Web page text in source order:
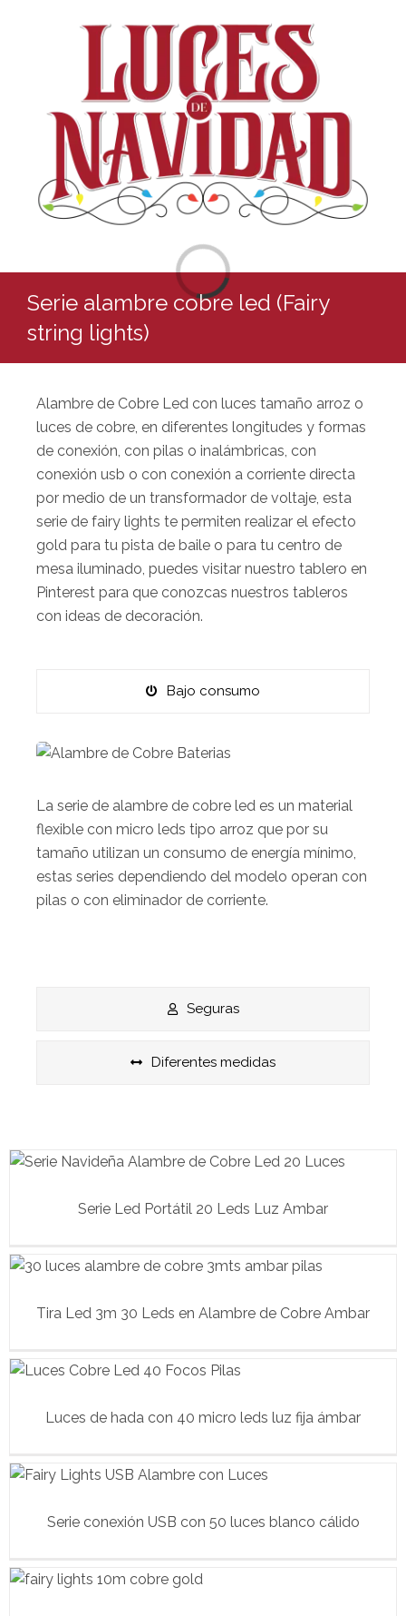
Loading...
Serie alambre cobre led (Fairy
string lights)
Alambre de Cobre Led con luces tamaño arroz o
luces de cobre, en diferentes longitudes y formas
de conexión, con pilas o inalámbricas, con
conexión usb o con conexión a corriente directa
por medio de un transformador de voltaje, esta
serie de fairy lights te permiten realizar el efecto
gold para tu pista de baile o para tu centro de
mesa iluminado, puedes visitar nuestro tablero en
Pinterest para que conozcas nuestros tableros
con ideas de decoración.
Bajo consumo
La serie de alambre de cobre led es un material
flexible con micro leds tipo arroz que por su
tamaño utilizan un consumo de energía mínimo,
estas series dependiendo del modelo operan con
pilas o con eliminador de corriente.
Seguras
Diferentes medidas
Serie Led Portátil 20 Leds Luz Ambar
Tira Led 3m 30 Leds en Alambre de Cobre Ambar
Luces de hada con 40 micro leds luz fija ámbar
Serie conexión USB con 50 luces blanco cálido